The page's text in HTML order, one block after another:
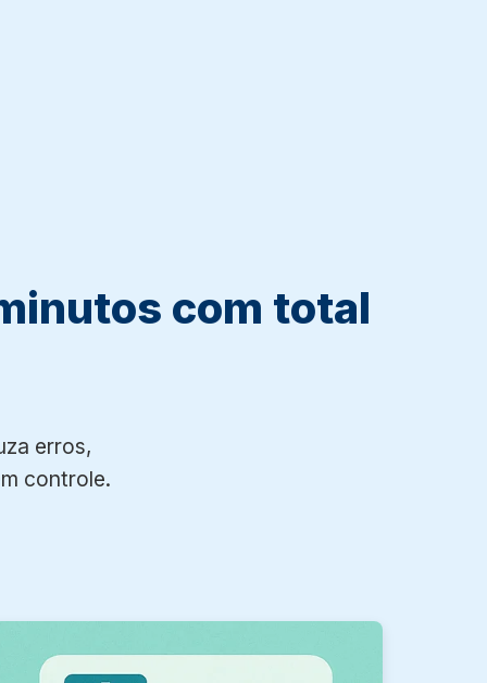
com total
erros,
controle.